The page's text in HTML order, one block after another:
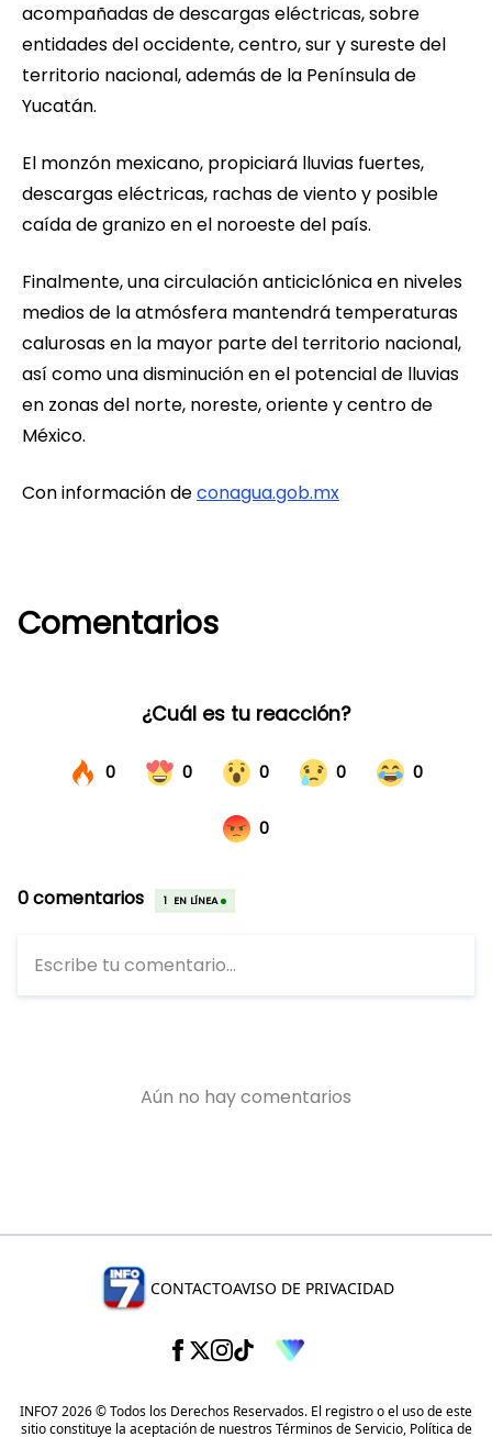
acompañadas de descargas eléctricas, sobre
entidades del occidente, centro, sur y sureste del
territorio nacional, además de la Península de
Yucatán.
El monzón mexicano, propiciará lluvias fuertes,
descargas eléctricas, rachas de viento y posible
caída de granizo en el noroeste del país.
Finalmente, una circulación anticiclónica en niveles
medios de la atmósfera mantendrá temperaturas
calurosas en la mayor parte del territorio nacional,
así como una disminución en el potencial de lluvias
en zonas del norte, noreste, oriente y centro de
México.
Con información deconagua.gob.mx
Comentarios
CONTACTOAVISO DE PRIVACIDAD
INFO7 2026 © Todos los Derechos Reservados. El registro o el uso de este
sitio constituye la aceptación de nuestrosTérminos de Servicio, Política de